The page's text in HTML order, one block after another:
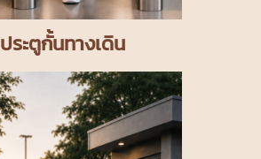
ประตูกั้นทางเดิน